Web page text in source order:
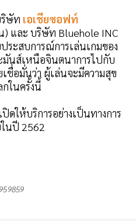
ริษัท เอเชียซอฟท์
) และ บริษัท Bluehole INC
ระสบการณ์การเล่นเกมของ
มันส์เหนือจินตนาการไปกับ
ชื่อมั่นว่า ผู้เล่นจะมีความสุข
ในครั้งนี้
ดให้บริการอย่างเป็นทางการ
นปี 2562